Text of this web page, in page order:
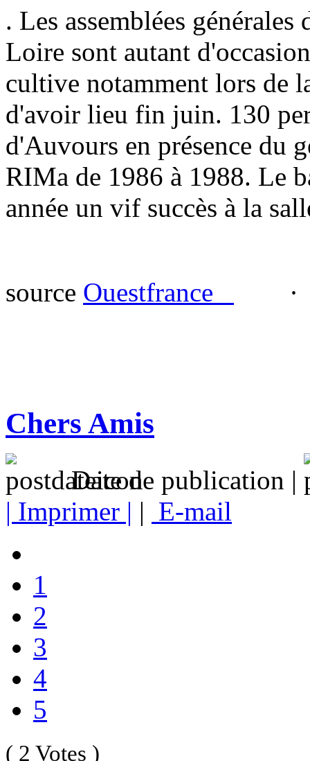
. Les assemblées générales
Loire sont autant
cultive notamment lors de
d'avoir lieu fin juin. 130
d'Auvours en présence du
RIMa de 1986 à 1988. Le
année un vif succès à la
source Ouestfrance ·
Chers Amis
Date de publication |
| Imprimer | | E-mail
1
2
3
4
5
( 2 Votes )